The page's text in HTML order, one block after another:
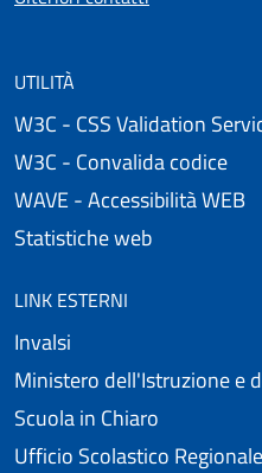
UTILITÀ
W3C - CSS Validation
W3C - Convalida codice
WAVE - Accessibilità WEB
Statistiche web
LINK ESTERNI
Invalsi
Ministero dell'Istruzione e
Scuola in Chiaro
Ufficio Scolastico Regionale